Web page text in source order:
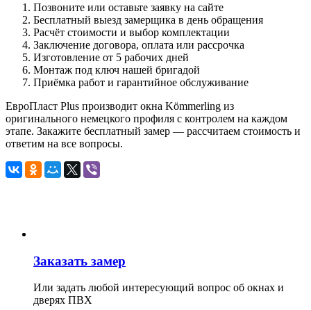
Позвоните или оставьте заявку на сайте
Бесплатный выезд замерщика в день обращения
Расчёт стоимости и выбор комплектации
Заключение договора, оплата или рассрочка
Изготовление от 5 рабочих дней
Монтаж под ключ нашей бригадой
Приёмка работ и гарантийное обслуживание
ЕвроПласт Plus производит окна Kömmerling из
оригинального немецкого профиля с контролем на каждом
этапе. Закажите бесплатный замер — рассчитаем стоимость и
ответим на все вопросы.
Заказать замер
Или задать любой интересующий вопрос об окнах и
дверях ПВХ